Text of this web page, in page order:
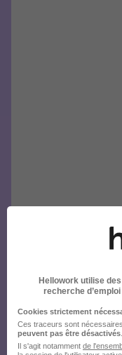
Hellowork utilise
recherche
Cookies strictement
Ces traceurs sont
peuvent pas être désactivés
Il s'agit notamment de